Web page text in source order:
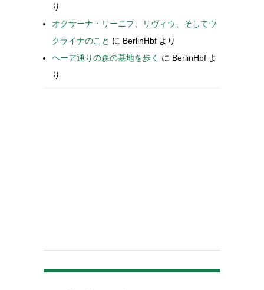
り
オクサーナ・リーニフ、リヴィウ、そしてウ
クライナのこと に BerlinHbf より
ヘーア通りの森の墓地を歩く
に BerlinHbf よ
り
-